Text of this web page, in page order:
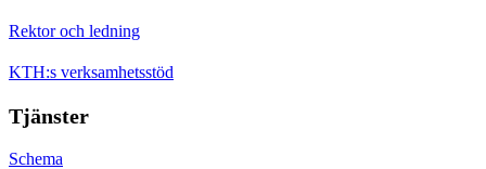
Rektor och ledning
KTH:s verksamhetsstöd
Tjänster
Schema